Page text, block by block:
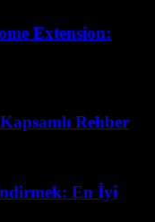
Extension:
Rehber
En İyi